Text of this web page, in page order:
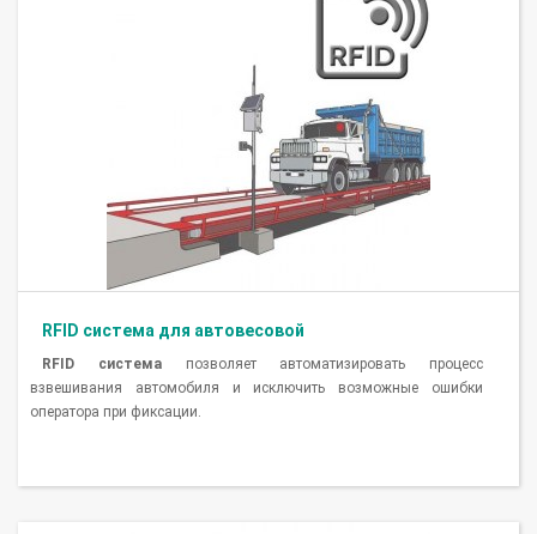
RFID система для автовесовой
RFID системапозволяет автоматизировать процесс
взвешивания автомобиля и исключить возможные ошибки
оператора при фиксации.